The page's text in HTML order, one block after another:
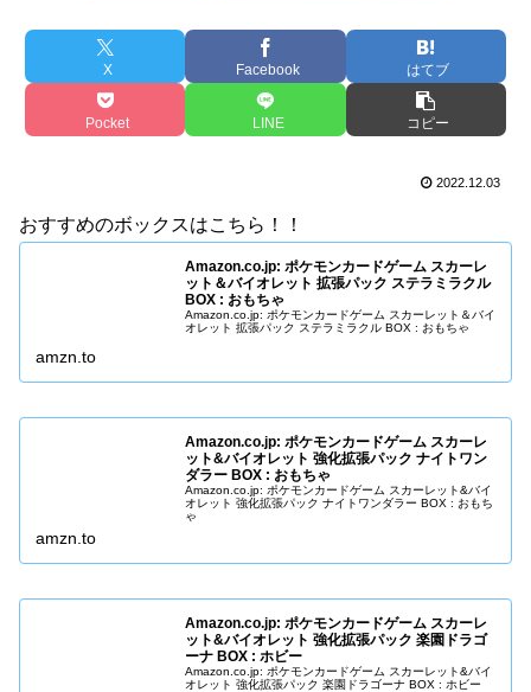
X Facebook はてブ
Pocket LINE コピー
2022.12.03
おすすめのボックスはこちら！！
Amazon.co.jp: ポケモンカードゲーム スカーレ
ット＆バイオレット 拡張パック ステラミラクル
BOX : おもちゃ
Amazon.co.jp: ポケモンカードゲーム スカーレット＆バイ
オレット 拡張パック ステラミラクル BOX : おもちゃ
amzn.to
Amazon.co.jp: ポケモンカードゲーム スカーレ
ット&バイオレット 強化拡張パック ナイトワン
ダラー BOX : おもちゃ
Amazon.co.jp: ポケモンカードゲーム スカーレット&バイ
オレット 強化拡張パック ナイトワンダラー BOX : おもち
ゃ
amzn.to
Amazon.co.jp: ポケモンカードゲーム スカーレ
ット&バイオレット 強化拡張パック 楽園ドラゴ
ーナ BOX : ホビー
Amazon.co.jp: ポケモンカードゲーム スカーレット&バイ
オレット 強化拡張パック 楽園ドラゴーナ BOX : ホビー